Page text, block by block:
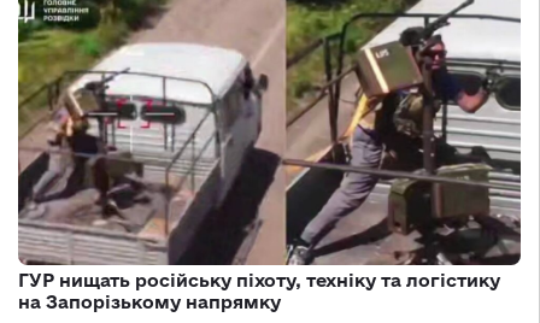
ГУР нищать російську піхоту, техніку та логістику
на Запорізькому напрямку